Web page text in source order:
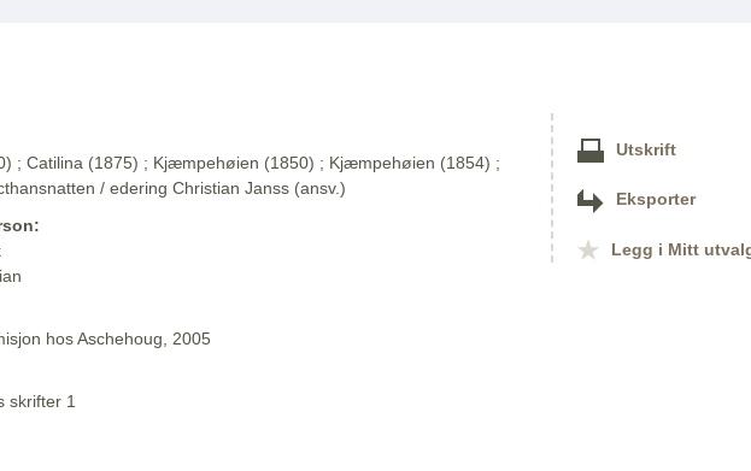
; Catilina (1875) ; Kjæmpehøien (1850) ; Kjæmpehøien (1854) ;
/ edering Christian Janss (ansv.)
hos Aschehoug, 2005
skrifter 1
Utskrift
Eksporter
Legg i Mitt